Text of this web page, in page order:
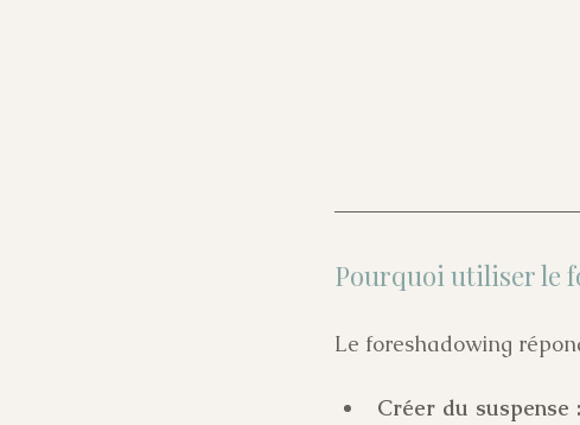
Pourquoi utiliser le
Le foreshadowing
Créer du suspense :